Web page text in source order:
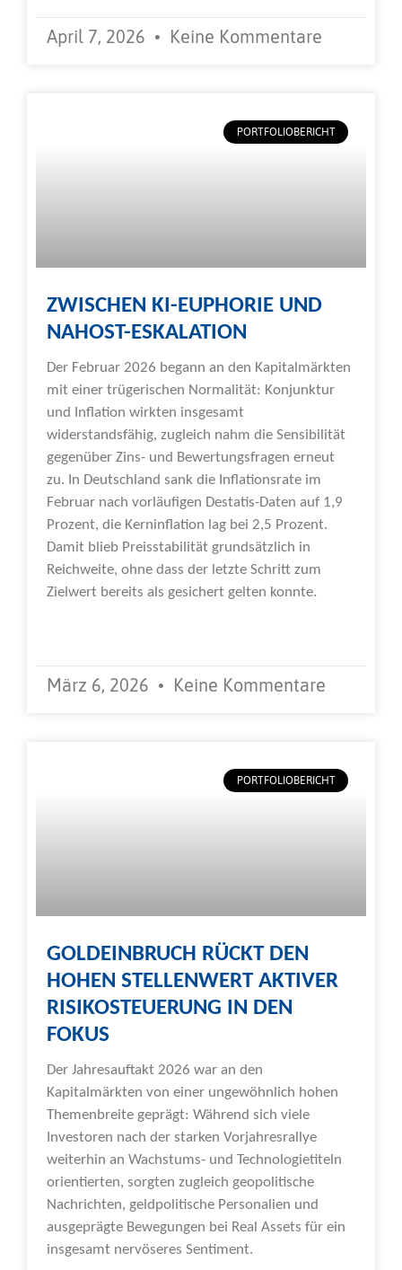
April 7, 2026 Keine Kommentare
PORTFOLIOBERICHT
ZWISCHEN KI-EUPHORIE UND
NAHOST-ESKALATION
Der Februar 2026 begann an den Kapitalmärkten
mit einer trügerischen Normalität: Konjunktur
und Inflation wirkten insgesamt
widerstandsfähig, zugleich nahm die Sensibilität
gegenüber Zins- und Bewertungsfragen erneut
zu. In Deutschland sank die Inflationsrate im
Februar nach vorläufigen Destatis-Daten auf 1,9
Prozent, die Kerninflation lag bei 2,5 Prozent.
Damit blieb Preisstabilität grundsätzlich in
Reichweite, ohne dass der letzte Schritt zum
Zielwert bereits als gesichert gelten konnte.
März 6, 2026 Keine Kommentare
PORTFOLIOBERICHT
GOLDEINBRUCH RÜCKT DEN
HOHEN STELLENWERT AKTIVER
RISIKOSTEUERUNG IN DEN
FOKUS
Der Jahresauftakt 2026 war an den
Kapitalmärkten von einer ungewöhnlich hohen
Themenbreite geprägt: Während sich viele
Investoren nach der starken Vorjahresrallye
weiterhin an Wachstums- und Technologietiteln
orientierten, sorgten zugleich geopolitische
Nachrichten, geldpolitische Personalien und
ausgeprägte Bewegungen bei Real Assets für ein
insgesamt nervöseres Sentiment.